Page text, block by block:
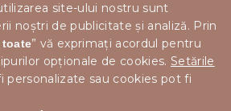
site-ului nostru sunt
noștri de publicitate și analiză. Prin
toate” vă exprimați acordul pentru
opționale de cookies. Setările
personalizate sau cookies pot fi